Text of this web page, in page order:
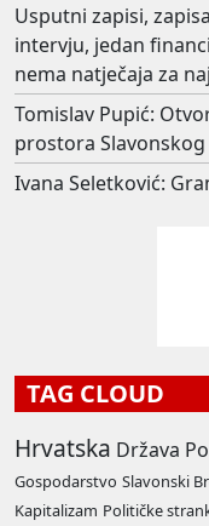
Usputni zapisi,
intervju, jedan
nema natječaja za
Tomislav Pupić:
prostora
Ivana Seletković:
TAG CLOUD
Hrvatska Država
Gospodarstvo Slavonski
Kapitalizam Političke